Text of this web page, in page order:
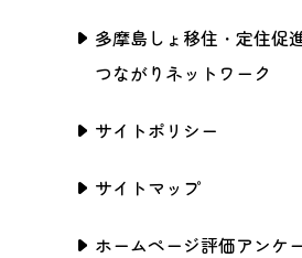
多摩島しょ移住・定住促
つながりネットワーク
サイトポリシー
サイトマップ
ホームページ評価アンケ